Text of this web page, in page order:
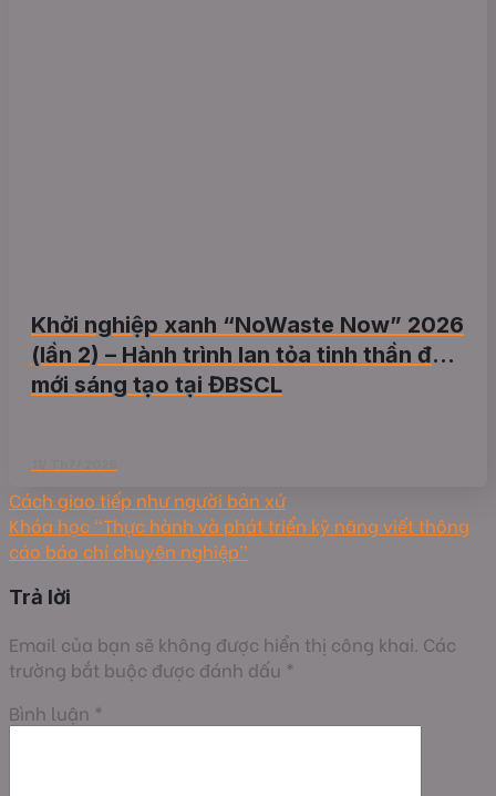
Khởi nghiệp xanh “NoWaste Now” 2026
(lần 2) – Hành trình lan tỏa tinh thần đổi
mới sáng tạo tại ĐBSCL
Cách giao tiếp như người bản xứ
Khóa học “Thực hành và phát triển kỹ năng viết thông
cáo báo chí chuyên nghiệp”
Trả lời
Email của bạn sẽ không được hiển thị công khai. Các
trường bắt buộc được đánh dấu *
Bình luận *